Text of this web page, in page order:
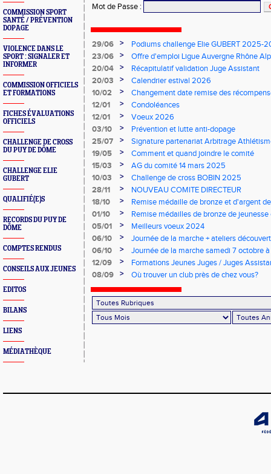
COMMISSION SPORT
SANTÉ / PRÉVENTION
DOPAGE
VIOLENCE DANS LE
SPORT : SIGNALER ET
INFORMER
COMMISSION OFFICIELS
ET FORMATIONS
FICHES ÉVALUATIONS
OFFICIELS
CHALLENGE DE CROSS
DU PUY DE DÔME
CHALLENGE ELIE
GUBERT
QUALIFIÉ(E)S
RECORDS DU PUY DE
DÔME
COMPTES RENDUS
CONSEILS AUX JEUNES
EDITOS
BILANS
LIENS
MÉDIATHÈQUE
Mot de Passe :
29/06 >
Podiums challenge Elie GUBERT 2025-
23/06
>
Offre d'emploi Ligue Auvergne Rhône
20/04
>
Récapitulatif validation Juge Assistant
20/03
>
Calendrier estival 2026
10/02
>
Changement date remise des
12/01
>
Condoléances
12/01
>
Voeux 2026
03/10
>
Prévention et lutte anti-dopage
25/07
>
Signature partenariat Arbitrage
19/05
>
Comment et quand joindre le comité
15/03
>
AG du comité 14 mars 2025
10/03
>
Challenge de cross BOBIN 2025
28/11
>
NOUVEAU COMITE DIRECTEUR
18/10
>
Remise médaille de bronze et d'argent
d'Athlétisme
01/10 >
Remise médailles de bronze de jeunesse
05/01
>
Meilleurs voeux 2024
06/10
>
Journée de la marche + ateliers
Lempdes
06/10 >
Journée de la marche samedi 7 octobre
12/09
>
Formations Jeunes Juges / Juges
08/09
> Où trouver un club près de chez vous?